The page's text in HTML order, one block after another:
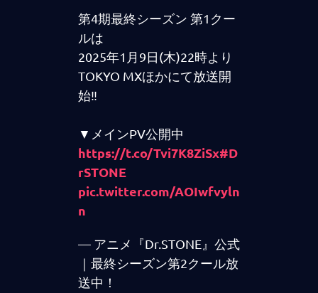
第4期最終シーズン 第1クー
ルは
2025年1月9日(木)22時より
TOKYO MXほかにて放送開
始‼
▼メインPV公開中
https://t.co/Tvi7K8ZiSx#D
rSTONE
pic.twitter.com/AOIwfvyln
n
— アニメ『Dr.STONE』公式
｜最終シーズン第2クール放
送中！